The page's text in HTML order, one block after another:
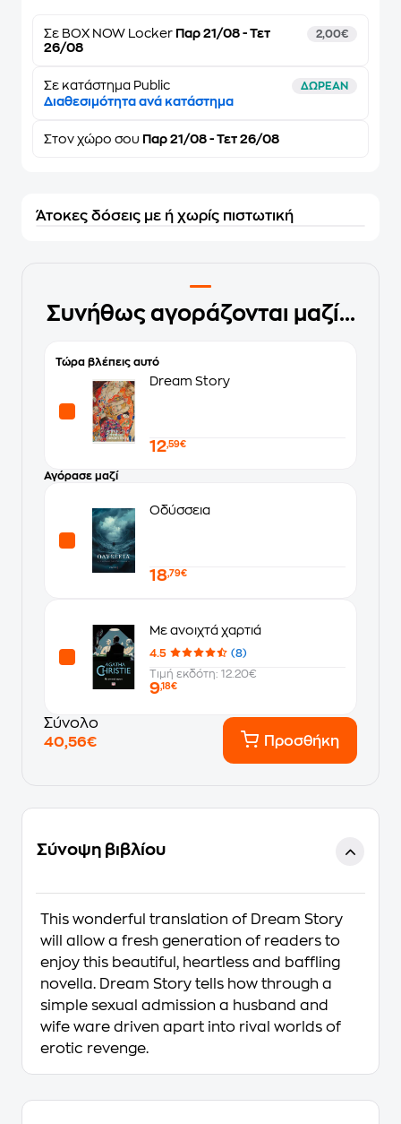
Σε BOX NOW Locker Παρ 21/08 - Τετ
26/08
2,00€
Σε κατάστημα Public ΔΩΡΕΑΝ
Διαθεσιμότητα ανά κατάστημα
Στον χώρο σου Παρ 21/08 - Τετ 26/08
Άτοκες δόσεις με ή χωρίς πιστωτική
Συνήθως αγοράζονται μαζί...
Τώρα βλέπεις αυτό
Dream Story
12,59€
Αγόρασε μαζί
Οδύσσεια
18,79€
Με ανοιχτά χαρτιά
4.5
(8)
Τιμή εκδότη: 12.20€
9,18€
Σύνολο
40,56€
Προσθήκη
Σύνοψη βιβλίου
This wonderful translation of Dream Story
will allow a fresh generation of readers to
enjoy this beautiful, heartless and baffling
novella. Dream Story tells how through a
simple sexual admission a husband and
wife ware driven apart into rival worlds of
erotic revenge.